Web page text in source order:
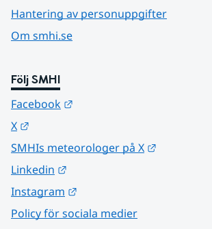
Hantering av personuppgifter
Om smhi.se
Följ SMHI
Facebook
X
SMHIs meteorologer på X
Linkedin
Instagram
Policy för sociala medier